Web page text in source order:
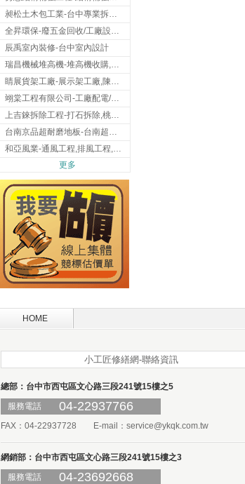
昶松土木包工業-台中專業拆除工程/挖土機出租
全昇環保-廢五金回收/工廠設備收購/機械設備回收/高價收購廠房設備
辰禹室內裝修-台中室內設計
瑞昌機械堆高機-堆高機收購,新北市堆高機,桃園堆高機
睛展貨架工廠-展示架工廠,陳列架,台中展示架工廠
翊棠工程有限公司-工廠配電/高雄消防機電公司
上吉錸拆除工程-打石拆除,桃園打石拆除,桃園拆除工程
台南京品超耐磨地板-台南超耐磨地板
和亞風業-通風工程,排風工程,彰化通風工程,彰化排風工程
更多
HOME
小工匠修繕網-聯絡資訊
總部：台中市西屯區文心路三段241號15樓之5
服務電話
04-22937766
FAX：04-22937728 E-mail： service@ykqk.com.tw
網銷部：台中市西屯區文心路三段241號15樓之3
服務電話
04-23692668